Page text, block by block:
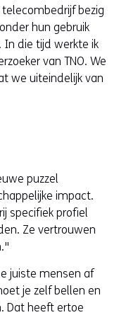
bezig
hun gebruik
In die tijd werkte ik
van TNO. We
we uiteindelijk van
puzzel
impact.
specifiek profiel
Ze vertrouwen
juiste mensen af
je zelf bellen en
Dat heeft ertoe